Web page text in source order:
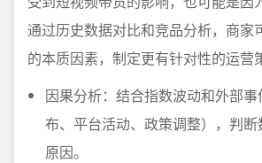
通过历史数据对比和竞品分析，商家
的本质因素，制定更有针对性的运营
因果分析：结合指数波动和外部
布、平台活动、政策调整），判
原因。